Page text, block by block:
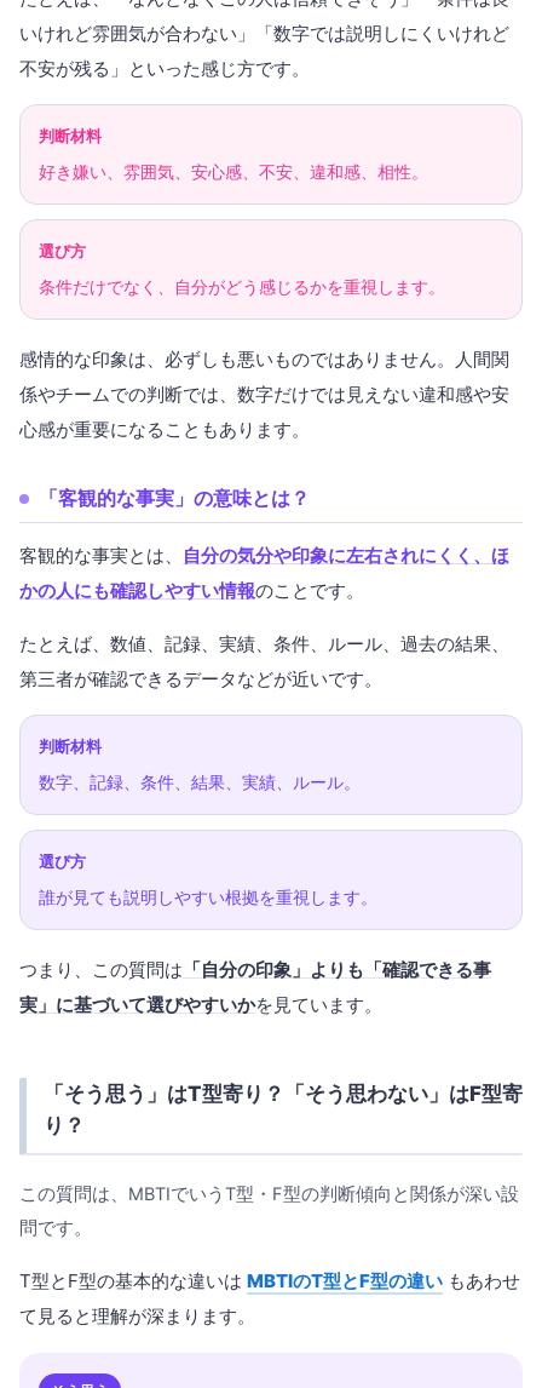
いけれど雰囲気が合わない」「数字では説明しにくいけれど
不安が残る」といった感じ方です。
判断材料
好き嫌い、雰囲気、安心感、不安、違和感、相性。
選び方
条件だけでなく、自分がどう感じるかを重視します。
感情的な印象は、必ずしも悪いものではありません。人間関
係やチームでの判断では、数字だけでは見えない違和感や安
心感が重要になることもあります。
「客観的な事実」の意味とは？
客観的な事実とは、
自分の気分や印象に左右されにくく、ほ
かの人にも確認しやすい情報のことです。
たとえば、数値、記録、実績、条件、ルール、過去の結果、
第三者が確認できるデータなどが近いです。
判断材料
数字、記録、条件、結果、実績、ルール。
選び方
誰が見ても説明しやすい根拠を重視します。
つまり、この質問は 「自分の印象」よりも「確認できる事
実」に基づいて選びやすいかを見ています。
「そう思う」はT型寄り？「そう思わない」はF型寄
り？
この質問は、MBTIでいうT型・F型の判断傾向と関係が深い設
問です。
T型とF型の基本的な違いは MBTIのT型とF型の違い もあわせ
て見ると理解が深まります。